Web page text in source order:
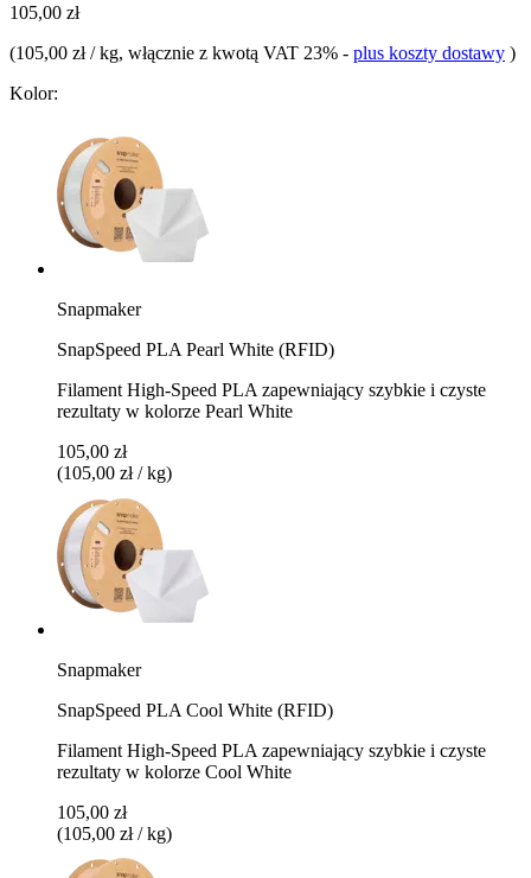
105,00 zł
(105,00 zł / kg, włącznie z kwotą VAT 23% - plus koszty dostawy )
Kolor:
Snapmaker
SnapSpeed PLA Pearl White (RFID)
Filament High-Speed PLA zapewniający szybkie i czyste
rezultaty w kolorze Pearl White
105,00 zł
(105,00 zł / kg)
Snapmaker
SnapSpeed PLA Cool White (RFID)
Filament High-Speed PLA zapewniający szybkie i czyste
rezultaty w kolorze Cool White
105,00 zł
(105,00 zł / kg)